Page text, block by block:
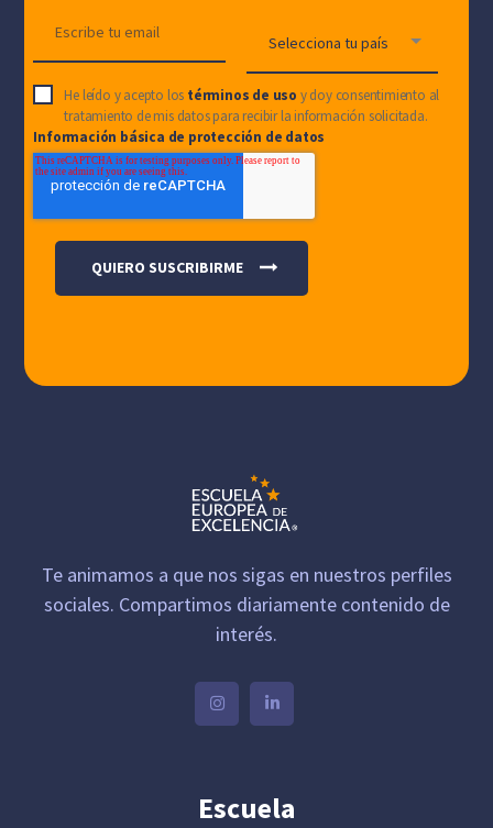
He leído y acepto los términos de uso y doy consentimiento al
tratamiento de mis datos para recibir la información solicitada.
Información básica de protección de datos
Te animamos a que nos sigas en nuestros perfiles
sociales. Compartimos diariamente contenido de
interés.
Escuela